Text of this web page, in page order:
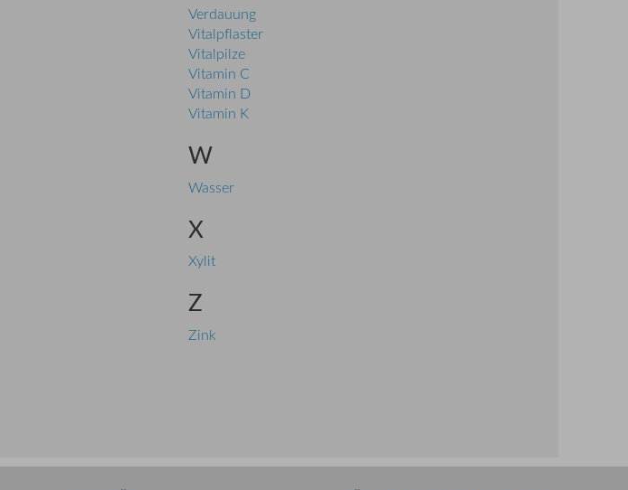
Verdauung
Vitalpflaster
Vitalpilze
Vitamin C
Vitamin D
Vitamin K
W
Wasser
X
Xylit
Z
Zink